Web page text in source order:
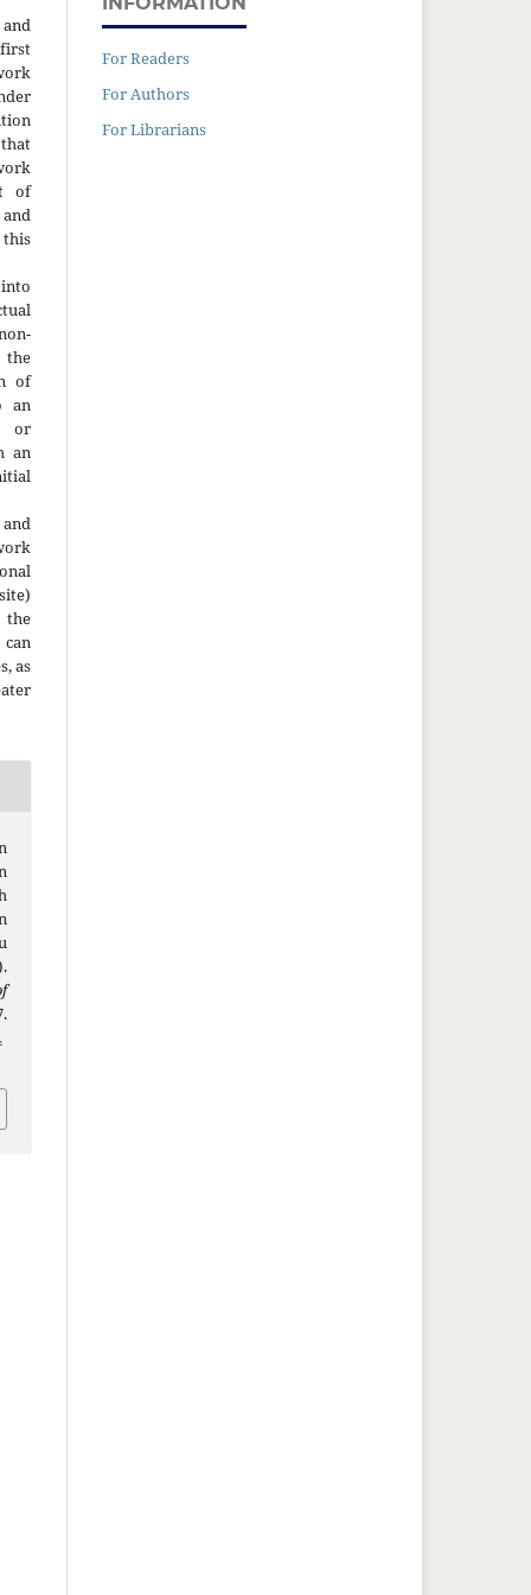
of
of
an
or
an
as
For Readers
For Authors
For Librarians